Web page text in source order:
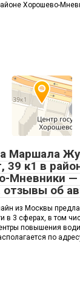
Хорошево-
Маршала
39 к1 в
Мневники
отзывы об
из Москвы
в 3 сферах, в том
повышения
по